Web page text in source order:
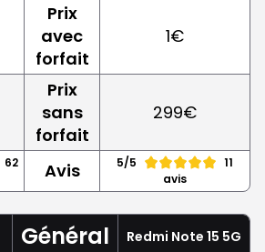
Prix
avec
forfait
1€
Prix
sans
forfait
299€
62
Avis 5/5
11
avis
Général Redmi Note 15 5G